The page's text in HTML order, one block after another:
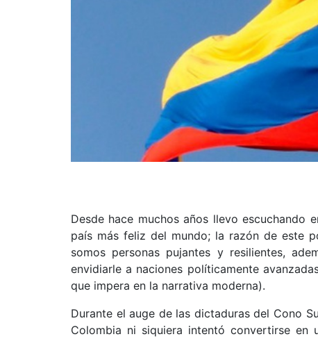
Desde hace muchos años llevo escuchando
país más feliz del mundo; la razón de este
somos personas pujantes y resilientes,
envidiarle a naciones políticamente
que impera en la narrativa moderna).
Durante el auge de las dictaduras del Cono
Colombia ni siquiera intentó convertirse